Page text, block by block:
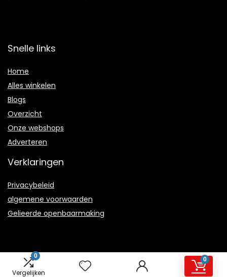
0
Vergelijken
0
Snelle links
Home
Alles winkelen
Blogs
Overzicht
Onze webshops
Adverteren
Verklaringen
Privacybeleid
algemene voorwaarden
Gelieerde openbaarmaking
2021 © Joyhappiness.nl Alle rechten voorbehouden